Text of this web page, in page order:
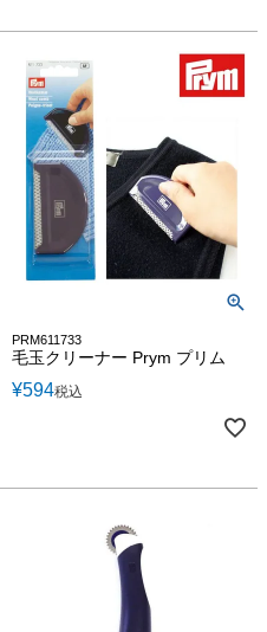
PRM611733
毛玉クリーナー Prym プリム
¥594税込